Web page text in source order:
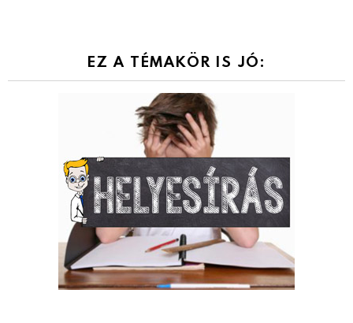
EZ A TÉMAKÖR IS JÓ: